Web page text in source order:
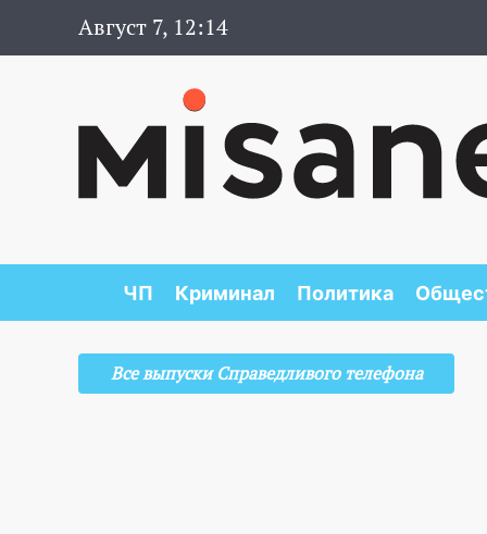
Август 7, 12:14
ЧП Криминал Политика
Все выпуски Справедливого телефона